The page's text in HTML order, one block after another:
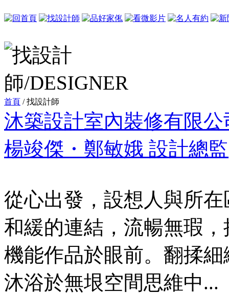
首頁 / 找設計師
沐築設計室內裝修有限公
楊竣傑・鄭敏娥 設計總監
從心出發，設想人與所
和緩的連結，流暢無瑕
機能作品於眼前。翻揉
沐浴於無垠空間思維中...